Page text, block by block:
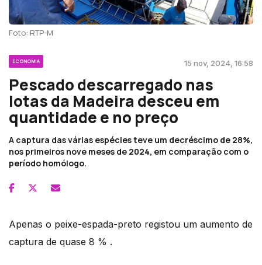
Foto: RTP-M
ECONOMIA 15 nov, 2024, 16:58
Pescado descarregado nas
lotas da Madeira desceu em
quantidade e no preço
A captura das várias espécies teve um decréscimo de 28%,
nos primeiros nove meses de 2024, em comparação com o
período homólogo.
Apenas o peixe-espada-preto registou um aumento de
captura de quase 8 % .